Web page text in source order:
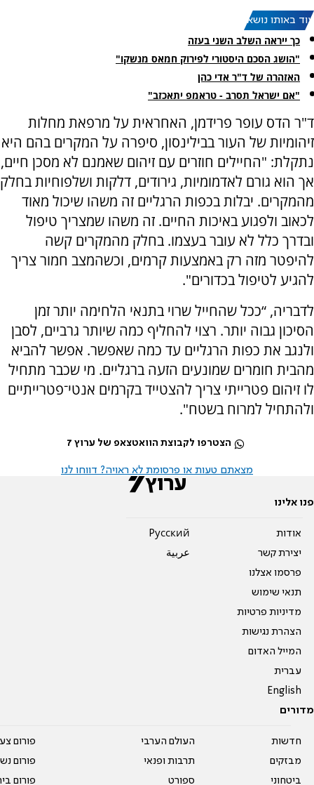
עוד באותו נושא:
כך ייראה השלב השני בעזה
"הושג הסכם היסטורי לפירוק חמאס מנשקו"
האזהרה של ד"ר אדי כהן
"אם ישראל תסרב - טראמפ יתאכזב"
ד"ר הדס עופר פרידמן, האחראית על מרפאת מחלות
זיהומיות של העור בבילינסון, סיפרה על המקרים בהם היא
נתקלת: "החיילים חוזרים עם זיהום שאמנם לא מסכן חיים,
אך הוא גורם לאדמומיות, גירודים, דלקות ושלפוחיות בחלק
מהמקרים. יבלות בכפות הרגליים זה משהו שיכול מאוד
לכאוב ולפגוע באיכות החיים. זה משהו שמצריך טיפול
ובדרך כלל לא עובר בעצמו. בחלק מהמקרים קשה
להיפטר מזה רק באמצעות קרמים, וכשהמצב חמור צריך
להגיע לטיפול בכדורים".
לדבריה, “ככל שהחייל שרוי בתנאי הלחימה יותר זמן
הסיכון גבוה יותר. רצוי להחליף כמה שיותר גרביים, לסבן
ולנגב את כפות הרגליים עד כמה שאפשר. אפשר להביא
מהבית חומרים שמונעים הזעה ברגליים. מי שכבר מתחיל
לו זיהום פטרייתי צריך להצטייד בקרמים אנטי־פטרייתיים
ולהתחיל למרוח בשטח".
הצטרפו לקבוצת הוואטצאפ של ערוץ 7
מצאתם טעות או פרסומת לא ראויה? דווחו לנו
פנו אלינו
אודות
יצירת קשר
פרסמו אצלנו
תנאי שימוש
מדיניות פרטיות
הצהרת נגישות
המייל האדום
עברית
English
Pусский
عربية
מדורים
חדשות
מבזקים
ביטחוני
העולם הערבי
תרבות ופנאי
ספורט
פורום
פורום
פורום